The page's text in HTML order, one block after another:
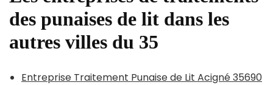
des punaises de lit dans les
autres villes du 35
Entreprise Traitement Punaise de Lit Acigné 35690